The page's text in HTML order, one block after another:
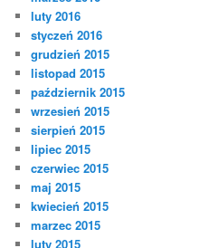
luty 2016
styczeń 2016
grudzień 2015
listopad 2015
październik 2015
wrzesień 2015
sierpień 2015
lipiec 2015
czerwiec 2015
maj 2015
kwiecień 2015
marzec 2015
luty 2015